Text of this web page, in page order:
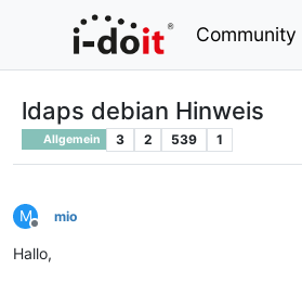
Community
ldaps debian Hinweis
Allgemein 3 2 539 1
M
Offline
mio
Hallo,